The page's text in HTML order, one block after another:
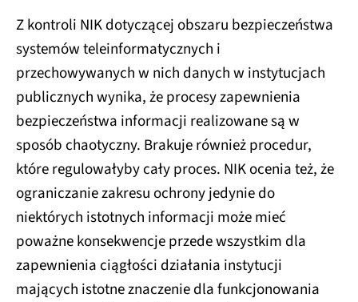
Z kontroli NIK dotyczącej obszaru bezpieczeństwa
systemów teleinformatycznych i
przechowywanych w nich danych w instytucjach
publicznych wynika, że procesy zapewnienia
bezpieczeństwa informacji realizowane są w
sposób chaotyczny. Brakuje również procedur,
które regulowałyby cały proces. NIK ocenia też, że
ograniczanie zakresu ochrony jedynie do
niektórych istotnych informacji może mieć
poważne konsekwencje przede wszystkim dla
zapewnienia ciągłości działania instytucji
mających istotne znaczenie dla funkcjonowania